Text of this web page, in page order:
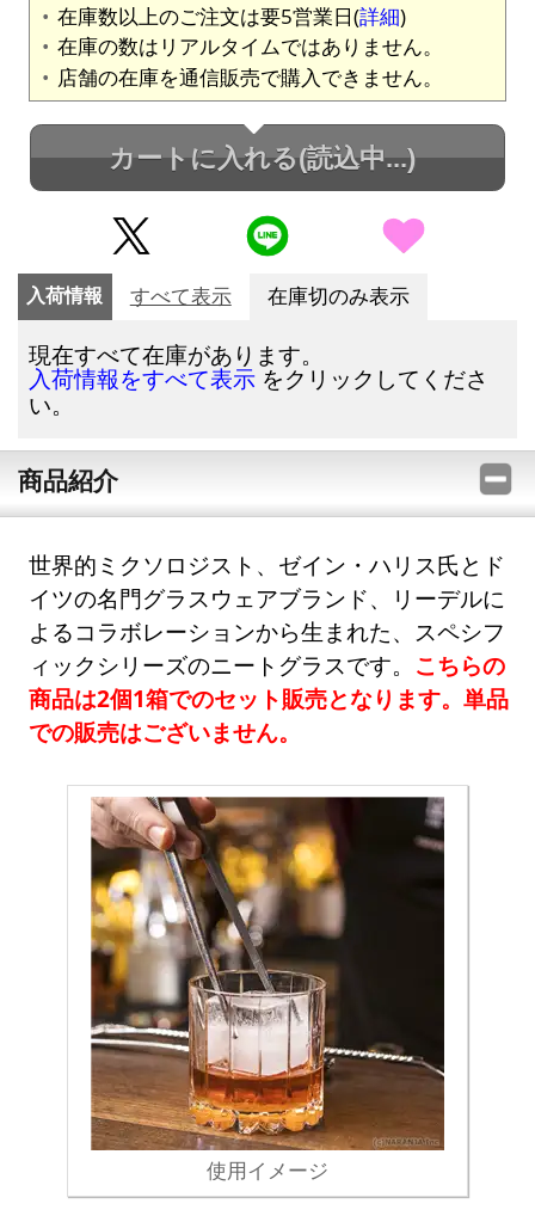
在庫数以上のご注文は要5営業日(詳細)
在庫の数はリアルタイムではありません。
店舗の在庫を通信販売で購入できません。
カートに入れる(読込中...)
入荷情報 すべて表示 在庫切のみ表示
現在すべて在庫があります。
入荷情報をすべて表示 をクリックしてくださ
い。
商品紹介
世界的ミクソロジスト、ゼイン・ハリス氏とド
イツの名門グラスウェアブランド、リーデルに
よるコラボレーションから生まれた、スペシフ
ィックシリーズのニートグラスです。 こちらの
商品は2個1箱でのセット販売となります。単品
での販売はございません。
使用イメージ